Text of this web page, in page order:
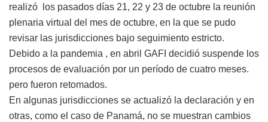
realizó los pasados días 21, 22 y 23 de octubre la reunión
plenaria virtual del mes de octubre, en la que se pudo
revisar las jurisdicciones bajo seguimiento estricto.
Debido a la pandemia , en abril GAFI decidió suspende los
procesos de evaluación por un período de cuatro meses.
pero fueron retomados.
En algunas jurisdicciones se actualizó la declaración y en
otras, como el caso de Panamá, no se muestran cambios